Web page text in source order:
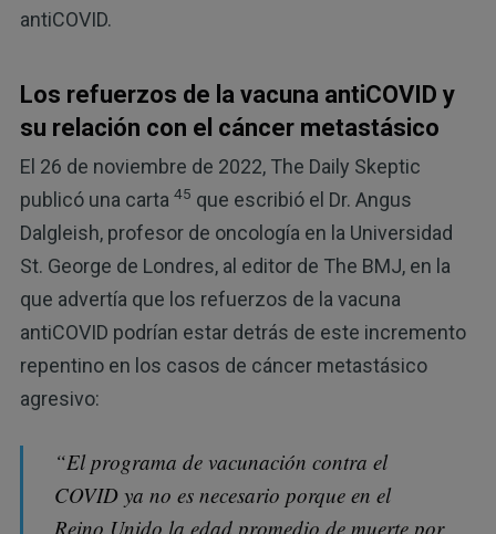
antiCOVID.
Los refuerzos de la vacuna antiCOVID y
su relación con el cáncer metastásico
El 26 de noviembre de 2022, The Daily Skeptic
publicó una carta 45 que escribió el Dr. Angus
Dalgleish, profesor de oncología en la Universidad
St. George de Londres, al editor de The BMJ, en la
que advertía que los refuerzos de la vacuna
antiCOVID podrían estar detrás de este incremento
repentino en los casos de cáncer metastásico
agresivo:
“El programa de vacunación contra el
COVID ya no es necesario porque en el
Reino Unido la edad promedio de muerte por